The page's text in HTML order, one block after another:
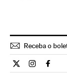
Receba o
Internacional